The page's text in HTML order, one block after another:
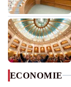
ECONOMIE